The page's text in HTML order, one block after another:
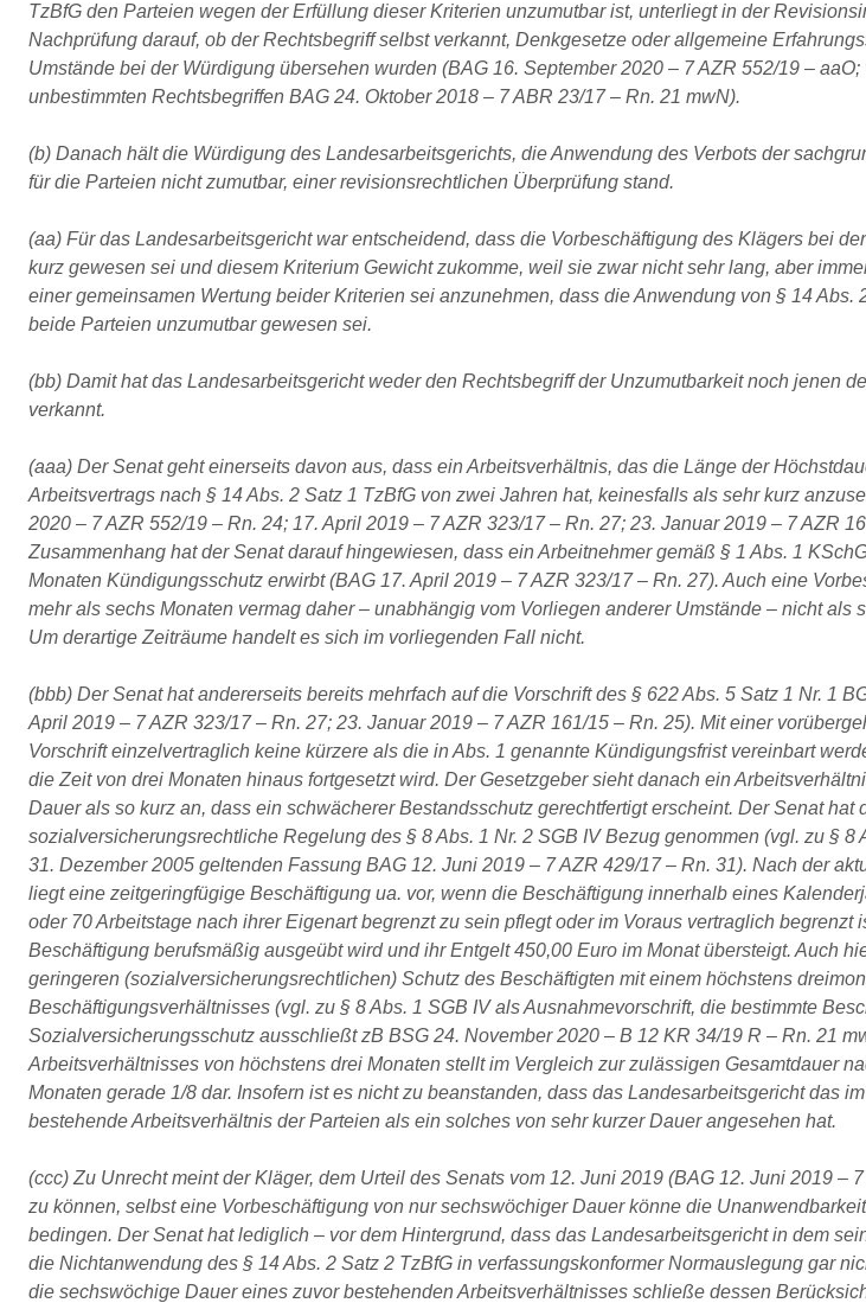
TzBfG den Parteien wegen der Erfüllung dieser Kriterien unzumutbar ist, unterliegt in der
Nachprüfung darauf, ob der Rechtsbegriff selbst verkannt, Denkgesetze oder allgemeine
Umstände bei der Würdigung übersehen wurden (BAG 16. September 2020 – 7 AZR 552/19 –
unbestimmten Rechtsbegriffen BAG 24. Oktober 2018 – 7 ABR 23/17 – Rn. 21 mwN).
(b) Danach hält die Würdigung des Landesarbeitsgerichts, die Anwendung des Verbots der
für die Parteien nicht zumutbar, einer revisionsrechtlichen Überprüfung stand.
(aa) Für das Landesarbeitsgericht war entscheidend, dass die Vorbeschäftigung des Klägers bei
kurz gewesen sei und diesem Kriterium Gewicht zukomme, weil sie zwar nicht sehr lang, aber
einer gemeinsamen Wertung beider Kriterien sei anzunehmen, dass die Anwendung von § 14 Abs.
beide Parteien unzumutbar gewesen sei.
(bb) Damit hat das Landesarbeitsgericht weder den Rechtsbegriff der Unzumutbarkeit noch jenen
verkannt.
(aaa) Der Senat geht einerseits davon aus, dass ein Arbeitsverhältnis, das die Länge der
Arbeitsvertrags nach § 14 Abs. 2 Satz 1 TzBfG von zwei Jahren hat, keinesfalls als sehr kurz
2020 – 7 AZR 552/19 – Rn. 24; 17. April 2019 – 7 AZR 323/17 – Rn. 27; 23. Januar 2019 – 7 AZR
Zusammenhang hat der Senat darauf hingewiesen, dass ein Arbeitnehmer gemäß § 1 Abs. 1
Monaten Kündigungsschutz erwirbt (BAG 17. April 2019 – 7 AZR 323/17 – Rn. 27). Auch eine
mehr als sechs Monaten vermag daher – unabhängig vom Vorliegen anderer Umstände – nicht als
Um derartige Zeiträume handelt es sich im vorliegenden Fall nicht.
(bbb) Der Senat hat andererseits bereits mehrfach auf die Vorschrift des § 622 Abs. 5 Satz 1 Nr. 1
April 2019 – 7 AZR 323/17 – Rn. 27; 23. Januar 2019 – 7 AZR 161/15 – Rn. 25). Mit einer
Vorschrift einzelvertraglich keine kürzere als die in Abs. 1 genannte Kündigungsfrist vereinbart
die Zeit von drei Monaten hinaus fortgesetzt wird. Der Gesetzgeber sieht danach ein
Dauer als so kurz an, dass ein schwächerer Bestandsschutz gerechtfertigt erscheint. Der Senat hat
sozialversicherungsrechtliche Regelung des § 8 Abs. 1 Nr. 2 SGB IV Bezug genommen (vgl. zu § 8
31. Dezember 2005 geltenden Fassung BAG 12. Juni 2019 – 7 AZR 429/17 – Rn. 31). Nach der
liegt eine zeitgeringfügige Beschäftigung ua. vor, wenn die Beschäftigung innerhalb eines
oder 70 Arbeitstage nach ihrer Eigenart begrenzt zu sein pflegt oder im Voraus vertraglich begrenzt
Beschäftigung berufsmäßig ausgeübt wird und ihr Entgelt 450,00 Euro im Monat übersteigt. Auch
geringeren (sozialversicherungsrechtlichen) Schutz des Beschäftigten mit einem höchstens
Beschäftigungsverhältnisses (vgl. zu § 8 Abs. 1 SGB IV als Ausnahmevorschrift, die bestimmte
Sozialversicherungsschutz ausschließt zB BSG 24. November 2020 – B 12 KR 34/19 R – Rn. 21
Arbeitsverhältnisses von höchstens drei Monaten stellt im Vergleich zur zulässigen Gesamtdauer
Monaten gerade 1/8 dar. Insofern ist es nicht zu beanstanden, dass das Landesarbeitsgericht das
bestehende Arbeitsverhältnis der Parteien als ein solches von sehr kurzer Dauer angesehen hat.
(ccc) Zu Unrecht meint der Kläger, dem Urteil des Senats vom 12. Juni 2019 (BAG 12. Juni 2019 –
zu können, selbst eine Vorbeschäftigung von nur sechswöchiger Dauer könne die
bedingen. Der Senat hat lediglich – vor dem Hintergrund, dass das Landesarbeitsgericht in dem
die Nichtanwendung des § 14 Abs. 2 Satz 2 TzBfG in verfassungskonformer Normauslegung gar
die sechswöchige Dauer eines zuvor bestehenden Arbeitsverhältnisses schließe dessen